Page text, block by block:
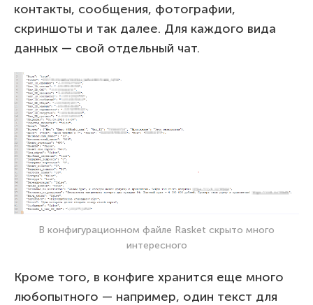
контакты, сообщения, фотографии,
скриншоты и так далее. Для каждого вида
данных — свой отдельный чат.
В конфигурационном файле Rasket скрыто много
интересного
Кроме того, в конфиге хранится еще много
любопытного — например, один текст для